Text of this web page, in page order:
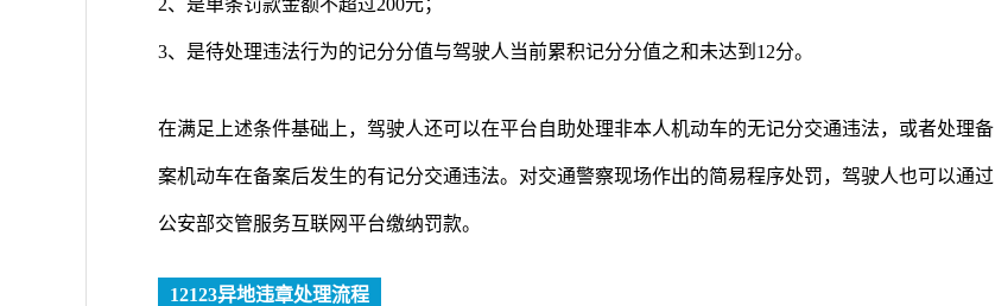
2、是单条罚款金额不超过200元；
3、是待处理违法行为的记分分值与驾驶人当前累积记分分值之和未达到12分。
在满足上述条件基础上，驾驶人还可以在平台自助处理非本人机动车的无记分交通违法，或者处理备
案机动车在备案后发生的有记分交通违法。对交通警察现场作出的简易程序处罚，驾驶人也可以通过
公安部交管服务互联网平台缴纳罚款。
12123异地违章处理流程